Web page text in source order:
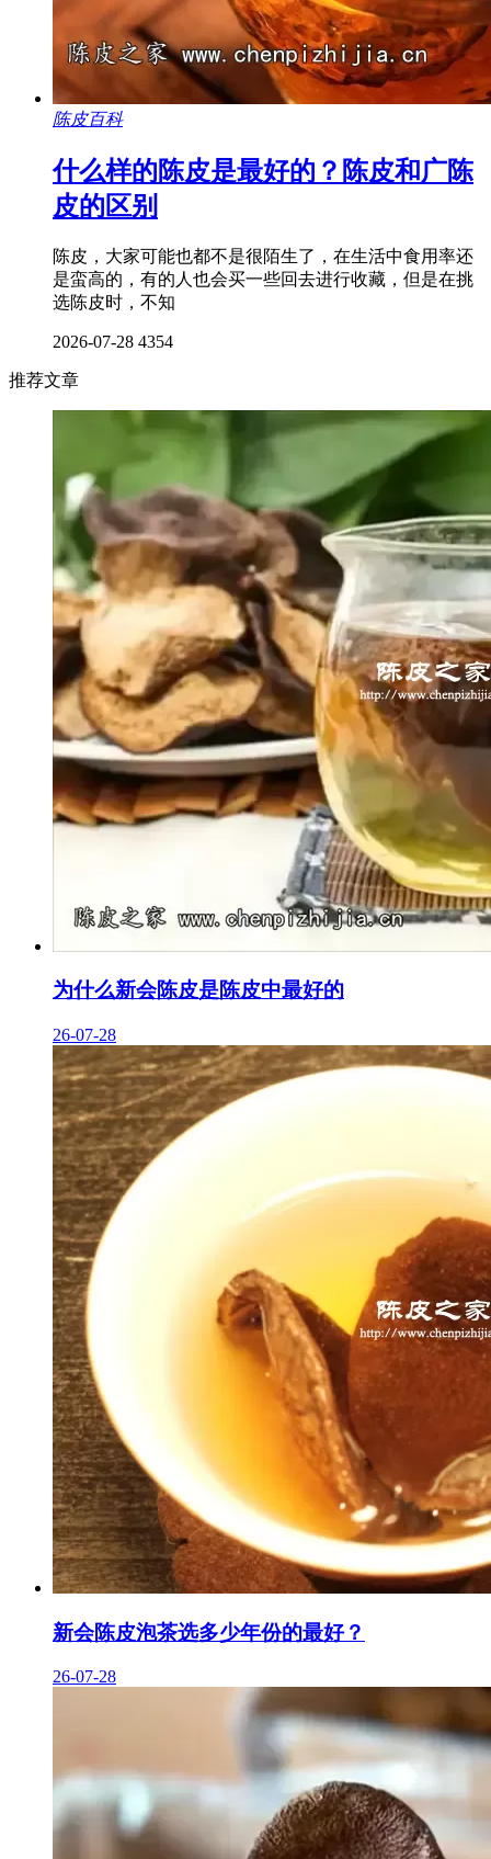
陈皮百科
什么样的陈皮是最好的？陈皮和广陈
皮的区别
陈皮，大家可能也都不是很陌生了，在生活中食用率还
是蛮高的，有的人也会买一些回去进行收藏，但是在挑
选陈皮时，不知
2026-07-28 4354
推荐文章
为什么新会陈皮是陈皮中最好的
26-07-28
新会陈皮泡茶选多少年份的最好？
26-07-28